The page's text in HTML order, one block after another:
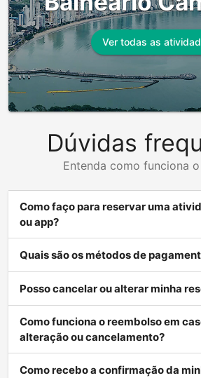
Ver todas as
Dúvidas
Entenda como funciona o
Como faço para reservar uma
ou app?
Quais são os métodos de
Posso cancelar ou alterar minha
Como funciona o reembolso em
alteração ou cancelamento?
Como recebo a confirmação da